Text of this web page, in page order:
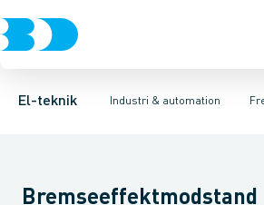
El-teknik Industri & automation
Afbrydere, stikkontakter &
Industristiksystemer
Frekvensomformer =˂1 kVFilter for
Bremseeffektmodstand